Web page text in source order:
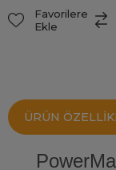
Favorilere
Ekle
ÜRÜN